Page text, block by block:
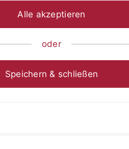
Alle akzeptieren
oder
Speichern & schließen